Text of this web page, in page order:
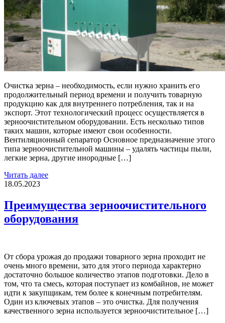
Очистка зерна – необходимость, если нужно хранить его
продолжительный период времени и получить товарную
продукцию как для внутреннего потребления, так и на
экспорт. Этот технологический процесс осуществляется в
зерноочистительном оборудовании. Есть несколько типов
таких машин, которые имеют свои особенности.
Вентиляционный сепаратор Основное предназначение этого
типа зерноочистительной машины – удалять частицы пыли,
легкие зерна, другие инородные […]
Читать далее
18.05.2023
Преимущества зерноочистительного
оборудования
От сбора урожая до продажи товарного зерна проходит не
очень много времени, зато для этого периода характерно
достаточно большое количество этапов подготовки. Дело в
том, что та смесь, которая поступает из комбайнов, не может
идти к закупщикам, тем более к конечным потребителям.
Один из ключевых этапов – это очистка. Для получения
качественного зерна используется зерноочистительное […]